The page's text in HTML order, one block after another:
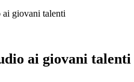
ai giovani talenti
ai giovani talenti